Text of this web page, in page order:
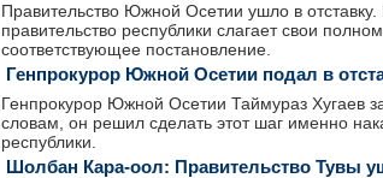
Правительство Южной Осетии ушло в
правительство республики слагает свои
соответствующее постановление.
Генпрокурор Южной Осетии подал в
Генпрокурор Южной Осетии Таймураз Хугаев
словам, он решил сделать этот шаг именно
республики.
Шолбан Кара-оол: Правительство Тувы